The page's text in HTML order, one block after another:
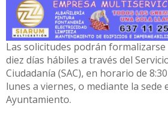
Las solicitudes podrán
diez días hábiles a través del
Ciudadanía (SAC), en horario de
lunes a viernes, o mediante la sede
Ayuntamiento.